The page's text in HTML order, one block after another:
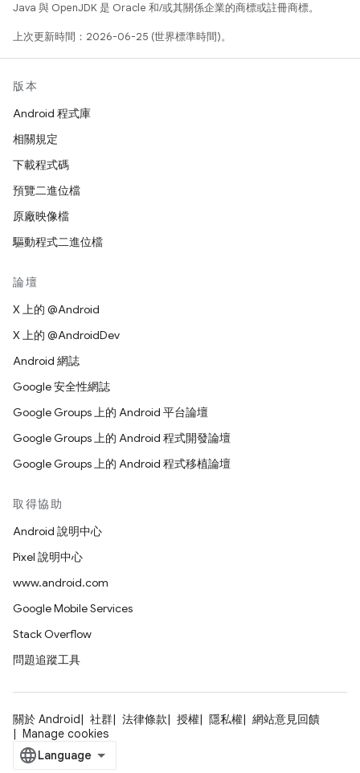
Java 與 OpenJDK 是 Oracle 和/或其關係企業的商標或註冊商標。
上次更新時間：2026-06-25 (世界標準時間)。
版本
Android 程式庫
相關規定
下載程式碼
預覽二進位檔
原廠映像檔
驅動程式二進位檔
論壇
X 上的 @Android
X 上的 @AndroidDev
Android 網誌
Google 安全性網誌
Google Groups 上的 Android 平台論壇
Google Groups 上的 Android 程式開發論壇
Google Groups 上的 Android 程式移植論壇
取得協助
Android 說明中心
Pixel 說明中心
www.android.com
Google Mobile Services
Stack Overflow
問題追蹤工具
關於 Android 社群 法律條款 授權 隱私權
網站意見回饋
Manage cookies